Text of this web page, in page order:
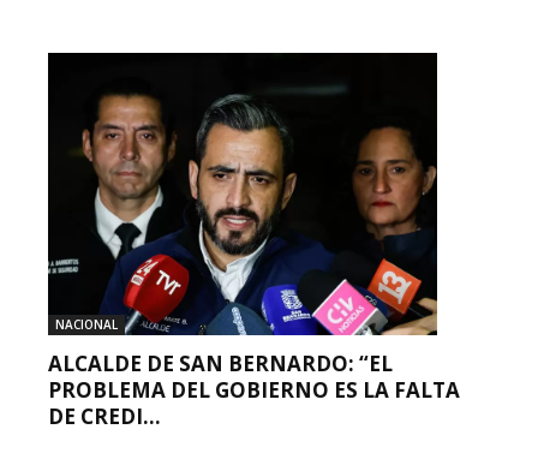
NACIONAL
ALCALDE DE SAN BERNARDO: “EL
PROBLEMA DEL GOBIERNO ES LA FALTA
DE CREDI...